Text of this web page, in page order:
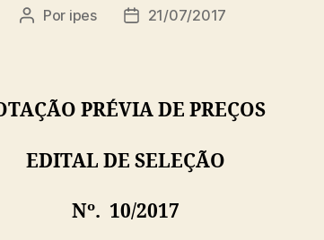
Autor
Por ipes
Data21/07/2017
PRÉVIA DE PREÇOS
EDITAL DE SELEÇÃO
Nº. 10/2017